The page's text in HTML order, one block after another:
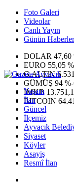
Foto Galeri
Videolar
Canlı Yayın
Günün
DOLAR 47,60
EURO 55,05
G.ALTIN
GÜMÜŞ 94
IMKB
BITCOIN
Yaşam
İlan
Güncel
İlçemiz
Ayvacık
Siyaset
Köyler
Asayiş
Resmî İlan